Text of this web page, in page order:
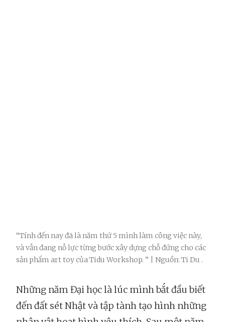
“Tính đến nay đã là năm thứ 5 mình làm công việc này,
và vẫn đang nỗ lực từng bước xây dựng chỗ đứng cho các
sản phẩm art toy của Tidu Workshop. ” | Nguồn: Ti Du .
Những năm Đại học là lúc mình bắt đầu biết
đến đất sét Nhật và tập tành tạo hình những